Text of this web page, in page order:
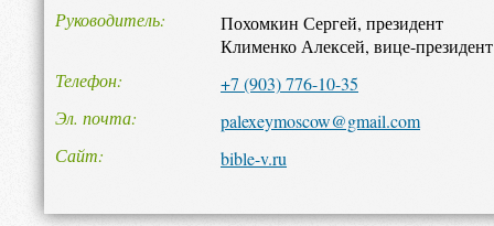
Руководитель
Похомкин Сергей, президент
Клименко Алексей, вице-президент
Телефон
+7 (903) 776-10-35
Эл. почта
palexeymoscow@gmail.com
Сайт
bible-v.ru